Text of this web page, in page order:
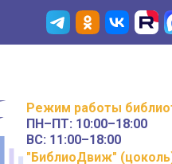
Режим работы
ПН–ПТ: 10:00–18:00
ВС: 11:00–18:00
"БиблиоДвиж"